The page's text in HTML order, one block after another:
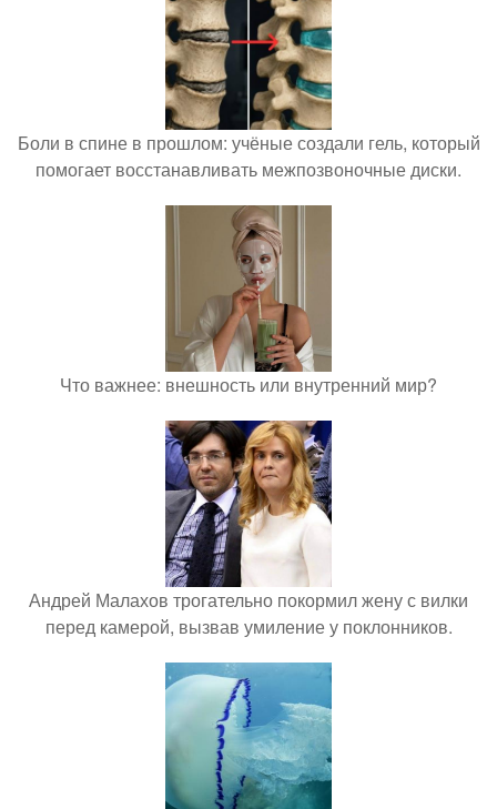
Боли в спине в прошлом: учёные создали гель, который
помогает восстанавливать межпозвоночные диски.
Что важнее: внешность или внутренний мир?
Андрей Малахов трогательно покормил жену с вилки
перед камерой, вызвав умиление у поклонников.